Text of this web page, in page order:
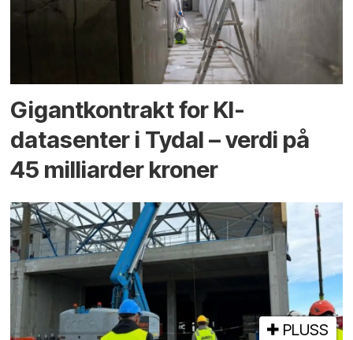
Gigantkontrakt for KI-
datasenter i Tydal – verdi på
45 milliarder kroner
PLUSS